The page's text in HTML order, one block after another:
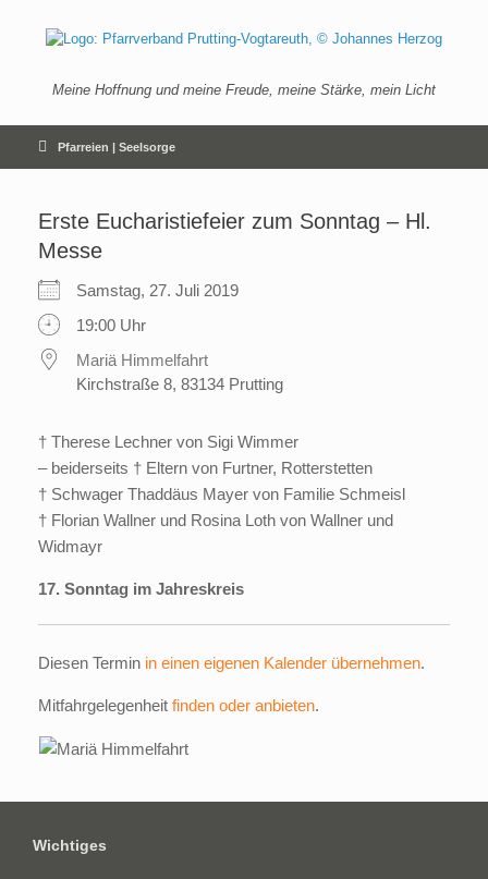
springen
Meine Hoffnung und meine Freude, meine Stärke, mein Licht
Pfarreien | Seelsorge
Erste Eucharistiefeier zum Sonntag – Hl.
Messe
Samstag, 27. Juli 2019
19:00 Uhr
Mariä Himmelfahrt
Kirchstraße 8, 83134 Prutting
† Therese Lechner von Sigi Wimmer
– beiderseits † Eltern von Furtner, Rotterstetten
† Schwager Thaddäus Mayer von Familie Schmeisl
† Florian Wallner und Rosina Loth von Wallner und
Widmayr
17. Sonntag im Jahreskreis
Diesen Termin in einen eigenen Kalender übernehmen.
Mitfahrgelegenheit finden oder anbieten.
Wichtiges